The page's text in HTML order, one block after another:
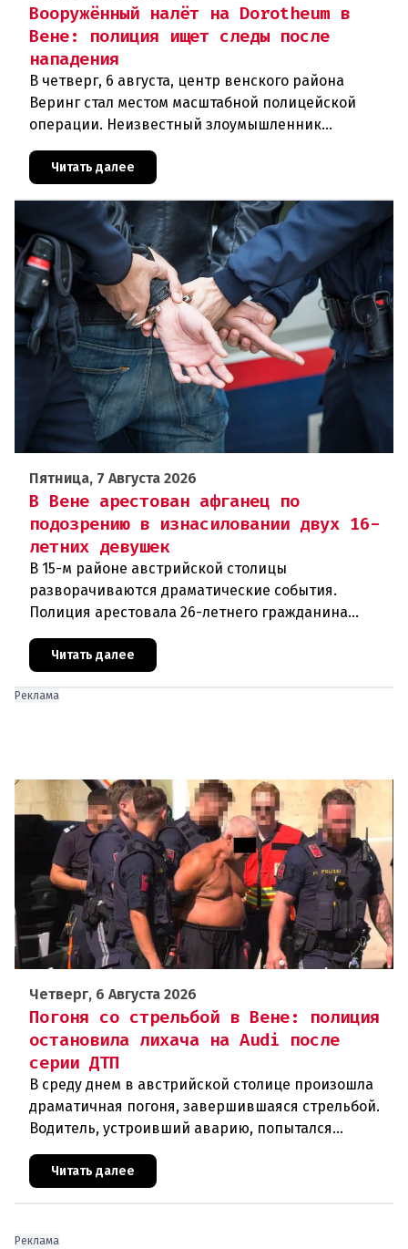
Вооружённый налёт на Dorotheum в
Вене: полиция ищет следы после
нападения
В четверг, 6 августа, центр венского района
Веринг стал местом масштабной полицейской
операции. Неизвестный злоумышленник
совершил вооружённое нападение на филиал
знаменитого аукционного дома Dorotheu
Читать далее
Пятница, 7 Августа 2026
В Вене арестован афганец по
подозрению в изнасиловании двух 16-
летних девушек
В 15-м районе австрийской столицы
разворачиваются драматические события.
Полиция арестовала 26-летнего гражданина
Афганистана по подозрению в изнасиловании
двух 16-летних девушек.Вызов полиции и задер
Читать далее
Реклама
Четверг, 6 Августа 2026
Погоня со стрельбой в Вене: полиция
остановила лихача на Audi после
серии ДТП
В среду днем в австрийской столице произошла
драматичная погоня, завершившаяся стрельбой.
Водитель, устроивший аварию, попытался
скрыться от полиции, спровоцировав несколько
новых столкновений.Что слу
Читать далее
Реклама